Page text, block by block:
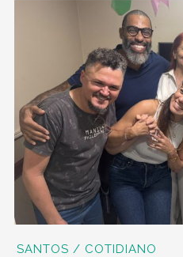
SANTOS / COTIDIANO